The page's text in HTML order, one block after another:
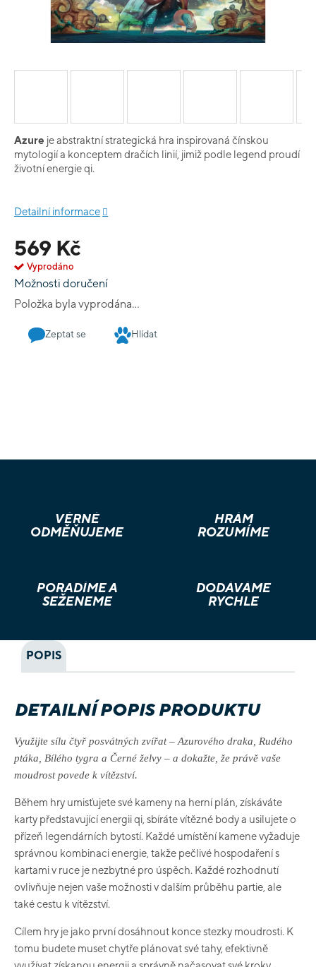
569 Kč
Vyprodáno
Možnosti doručení
Položka byla vyprodána…
Azure je abstraktní strategická hra inspirovaná čínskou
mytologií a konceptem dračích linií, jimiž podle legend proudí
životní energie qi.
Detailní informace
Zeptat se Hlídat
VĚRNÉ
ODMĚŇUJEME
HRÁM
ROZUMÍME
PORADÍME A
SEŽENEME
DODÁVÁME
RYCHLE
POPIS
DETAILNÍ POPIS PRODUKTU
Využijte sílu čtyř posvátných zvířat – Azurového draka, Rudého
ptáka, Bílého tygra a Černé želvy – a dokažte, že právě vaše
moudrost povede k vítězství.
Během hry umisťujete své kameny na herní plán, získáváte
karty představující energii qi, sbíráte vítězné body a usilujete o
přízeň legendárních bytostí. Každé umístění kamene vyžaduje
správnou kombinaci energie, takže pečlivé hospodaření s
kartami v ruce je nezbytné pro úspěch. Každé rozhodnutí
ovlivňuje nejen vaše možnosti v dalším průběhu partie, ale
také cestu k vítězství.
Cílem hry je jako první dosáhnout konce stezky moudrosti. K
tomu budete muset chytře plánovat své tahy, efektivně